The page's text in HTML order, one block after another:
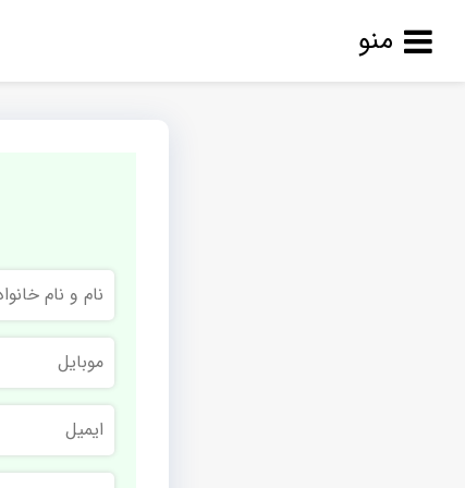
منو
و
نام
خانوادگی
موبایل
ایمیل